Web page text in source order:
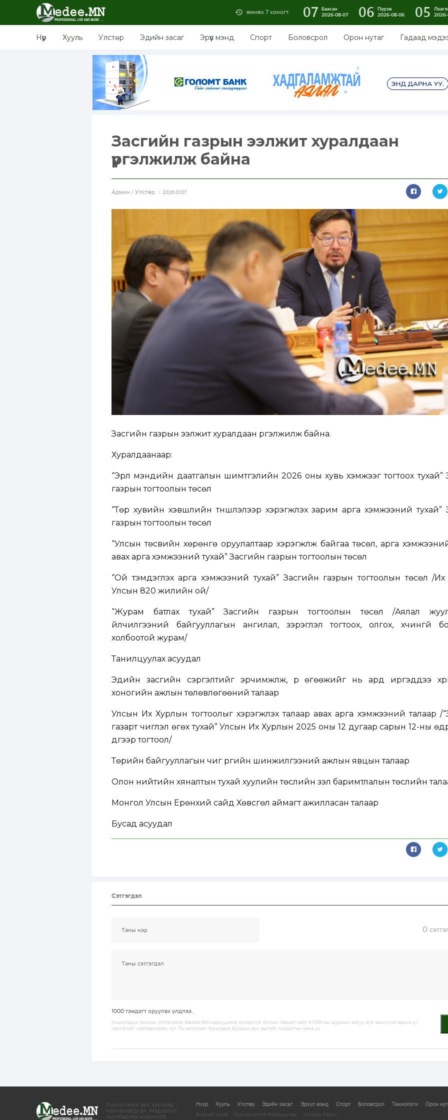
өмнөх 7 хоногт: 07 Баасан
2026-08-07
06 Пүрэв
2026-08-06
05
Нүүр Хууль Улстөр Эдийн засаг Эрүүл мэнд Спорт Боловсрол Орон нутаг Гадаад
Засгийн газрын ээлжит хуралдаан
үргэлжилж байна
Aдмин / Улстөр 2026.01.07
Засгийн газрын ээлжит хуралдаан үргэлжилж байна.
Хуралдаанаар:
“Эрүүл мэндийн даатгалын шимтгэлийн 2026 оны хувь хэмжээг тогтоох тухай”
газрын тогтоолын төсөл
“Төр хувийн хэвшлийн түншлэлээр хэрэгжүүлэх зарим арга хэмжээний тухай”
газрын тогтоолын төсөл
“Улсын төсвийн хөрөнгө оруулалтаар хэрэгжүүлж байгаа төсөл, арга
авах арга хэмжээний тухай” Засгийн газрын тогтоолын төсөл
“Ой тэмдэглэх арга хэмжээний тухай” Засгийн газрын тогтоолын төсөл /
Улсын 820 жилийн ой/
“Журам батлах тухай” Засгийн газрын тогтоолын төсөл /Аялал
үйлчилгээний байгууллагын ангилал, зэрэглэл тогтоох, олгох, хүчингүй
холбоотой журам/
Танилцуулах асуудал
Эдийн засгийн сэргэлтийг эрчимжүүлж, үр өгөөжийг нь ард иргэддээ
хоногийн ажлын төлөвлөгөөний талаар
Улсын Их Хурлын тогтоолыг хэрэгжүүлэх талаар авах арга хэмжээний талаар /
газарт чиглэл өгөх тухай” Улсын Их Хурлын 2025 оны 12 дугаар сарын 12-ны
дүгээр тогтоол/
Төрийн байгууллагын чиг үүргийн шинжилгээний ажлын явцын талаар
Олон нийтийн хяналтын тухай хуулийн төслийн үзэл баримтлалын төслийн
Монгол Улсын Ерөнхий сайд Хөвсгөл аймагт ажилласан талаар
Бусад асуудал
Сэтгэгдэл
0
1000 тэмдэгт оруулах үлдлээ.
Уншигчдын бичсэн сэтгэгдэлд Medee.MN хариуцлага хүлээхгүй болно. Манай сайт ХХЗХ-ны журмын дагуу зүй зохисгүй зарим үг,
хэллэгийг хязгаарласан тул Та сэтгэгдэл бичихдээ бусдын эрх ашгийг хүндэтгэн үзнэ үү.
Зохиогчийн эрх хуулиар
хамгаалагдсан. Мэдээлэл
хуулбарлах хориотой.
Нүүр Хууль Улстөр Эдийн засаг Эрүүл мэнд Спорт Боловсрол Технологи Орон
Бидний тухай Сурталчилгаа байршуулах Холбоо барих